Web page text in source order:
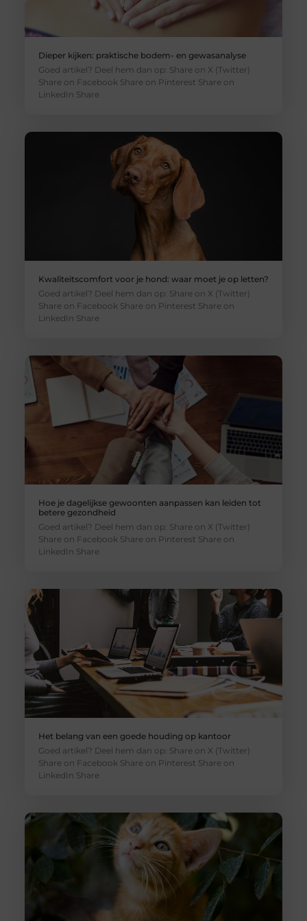
Dieper kijken: praktische bodem- en gewasanalyse
Goed artikel? Deel hem dan op: Share on X (Twitter)
Share on Facebook Share on Pinterest Share on
LinkedIn Share
Kwaliteitscomfort voor je hond: waar moet je op letten?
Goed artikel? Deel hem dan op: Share on X (Twitter)
Share on Facebook Share on Pinterest Share on
LinkedIn Share
Hoe je dagelijkse gewoonten aanpassen kan leiden tot
betere gezondheid
Goed artikel? Deel hem dan op: Share on X (Twitter)
Share on Facebook Share on Pinterest Share on
LinkedIn Share
Het belang van een goede houding op kantoor
Goed artikel? Deel hem dan op: Share on X (Twitter)
Share on Facebook Share on Pinterest Share on
LinkedIn Share